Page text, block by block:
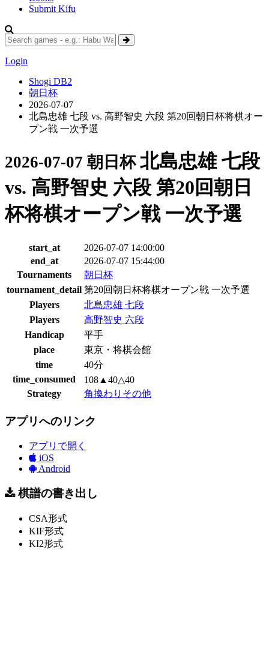
Submit Kifu
Login
Shogi DB2
朝日杯
2026-07-07
北島忠雄 七段 vs. 高野智史 六段 第20回朝日杯将棋オー
プン戦 一次予選
2026-07-07 朝日杯 北島忠雄 七段
vs. 高野智史 六段 第20回朝日
杯将棋オープン戦 一次予選
start_at
2026-07-07 14:00:00
end_at
2026-07-07 15:44:00
Tournaments
朝日杯
tournament_detail 第20回朝日杯将棋オープン戦 一次予選
Players
北島忠雄 七段
Players
高野智史 六段
Handicap
平手
place
東京・将棋会館
time
40分
time_consumed
108▲40△40
Strategy
角換わりその他
アプリへのリンク
アプリで開く
iOS
Android
棋譜の書き出し
CSA形式
KIF形式
KI2形式